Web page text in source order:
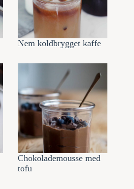
Nem koldbrygget kaffe
Chokolademousse med
tofu